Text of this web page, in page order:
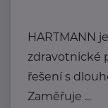
HARTMANN
zdravotnické
řešení s
Zaměřuje ...